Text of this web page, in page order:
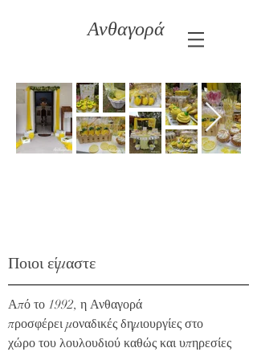
Ανθαγορά
Ποιοι είμαστε
Από το 1992, η Ανθαγορά
προσφέρει μοναδικές δημιουργίες στο
χώρο του λουλουδιού καθώς και υπηρεσίες